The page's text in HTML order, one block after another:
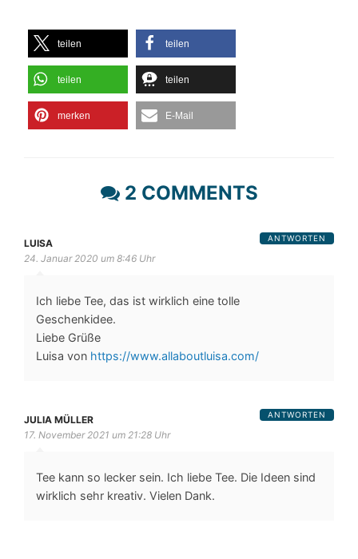
teilen teilen
teilen teilen
merken E-Mail
2 COMMENTS
LUISA
24. Januar 2020 um 8:46 Uhr
Ich liebe Tee, das ist wirklich eine tolle
Geschenkidee.
Liebe Grüße
Luisa von https://www.allaboutluisa.com/
ANTWORTEN
JULIA MÜLLER
17. November 2021 um 21:28 Uhr
Tee kann so lecker sein. Ich liebe Tee. Die Ideen sind
wirklich sehr kreativ. Vielen Dank.
ANTWORTEN